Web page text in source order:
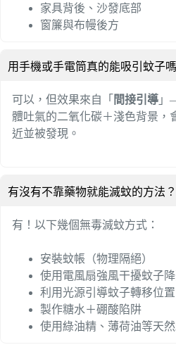
家具背後、沙發底部
窗簾與布幔後方
用手機或手電筒真的能吸引蚊子
可以，但效果來自「 間接引導」
體吐氣的二氧化碳＋淺色背景，
近並被發現。
有沒有不靠藥物就能滅蚊的方法？
有！以下幾個無毒滅蚊方式：
安裝蚊帳（物理隔絕）
使用電風扇強風干擾蚊子
利用光源引導蚊子轉移位置
製作糖水＋硼酸陷阱
使用綠油精、薄荷油等天